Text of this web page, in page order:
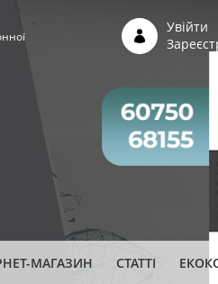
Увійти
МАГАЗИН СТАТТІ